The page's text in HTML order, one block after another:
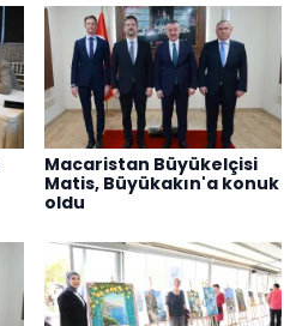
Macaristan Büyükelçisi
Matis, Büyükakın'a konuk
oldu